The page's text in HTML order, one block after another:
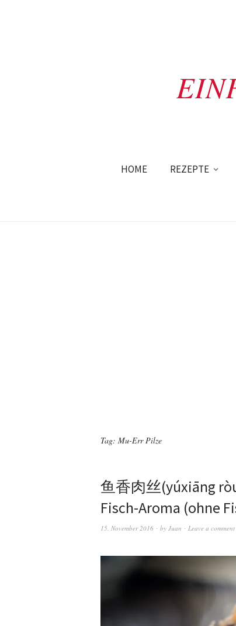
HOME REZEPTE
Tag: Mu-Err Pilze
鱼香肉丝(yúxiāng
Fisch-Aroma (ohne
15. November 2016 by Juan Leave a comment